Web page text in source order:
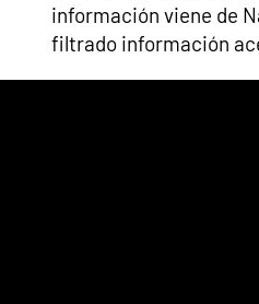
información viene de
filtrado información